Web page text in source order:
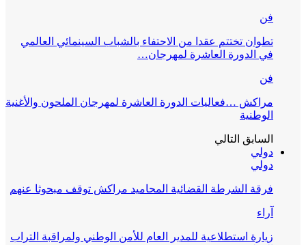
فن
تطوان تختتم عقدا من الاحتفاء بالشباب السينمائي العالمي
في الدورة العاشرة لمهرجان…
فن
مراكش …فعاليات الدورة العاشرة لمهرجان الملحون والأغنية
الوطنية
السابق التالي
دولي
دولي
فرقة الشرطة القضائية المحاميد مراكش توقف مبحوثا عنهم
آراء
زيارة استطلاعية للمدير العام للأمن الوطني ولمراقبة التراب